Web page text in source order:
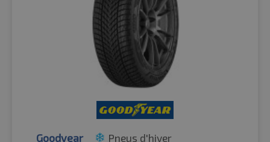
Goodyear Pneus d'hiver